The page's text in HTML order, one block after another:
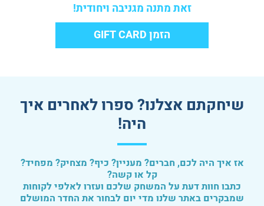
זאת מתנה מגניבה ויחודית!
הזמן GIFT CARD
שיחקתם אצלנו? ספרו לאחרים איך
היה!
אז איך היה לכם, חברים? מעניין? כיף? מצחיק? מפחיד?
קל או קשה?
כתבו חוות דעת על המשחק שלכם ועזרו לאלפי לקוחות
שמבקרים באתר שלנו מדי יום לבחור את החדר המושלם